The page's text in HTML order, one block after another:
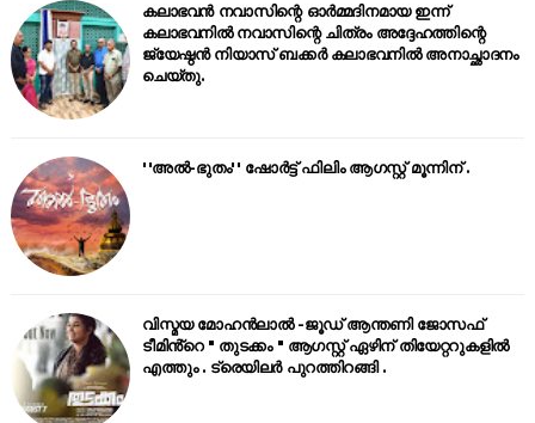
കലാഭവൻ നവാസിന്റെ ഓർമ്മദിനമായ ഇന്ന്
കലാഭവനിൽ നവാസിന്റെ ചിത്രം അദ്ദേഹത്തിന്റെ
ജ്യേഷ്ഠൻ നിയാസ് ബക്കർ കലാഭവനിൽ അനാച്ഛാദനം
ചെയ്തു.
''അൽ-ഭുതം'' ഷോർട്ട് ഫിലിം ആഗസ്റ്റ് മൂന്നിന് .
വിസ്മയ മോഹൻലാൽ -ജൂഡ് ആന്തണി ജോസഫ്
ടീമിൻ്റെ " തുടക്കം " ആഗസ്റ്റ് ഏഴിന് തിയേറ്ററുകളിൽ
എത്തും . ട്രെയിലർ പുറത്തിറങ്ങി .